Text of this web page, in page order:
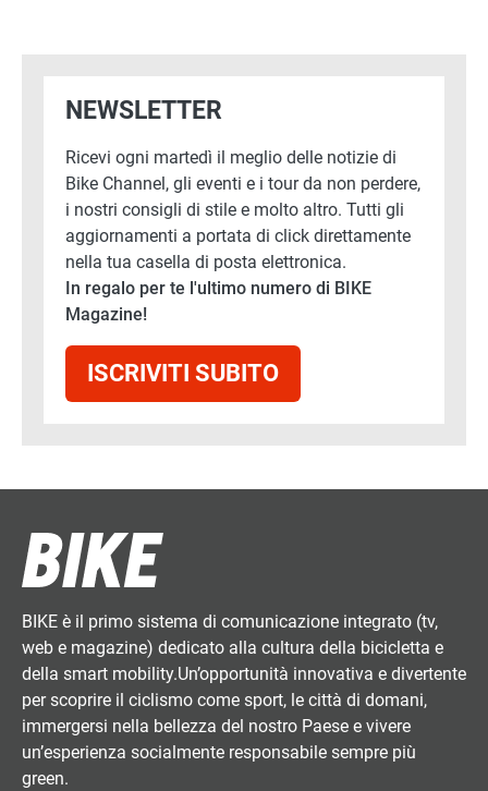
NEWSLETTER
Ricevi ogni martedì il meglio delle notizie di
Bike Channel, gli eventi e i tour da non perdere,
i nostri consigli di stile e molto altro. Tutti gli
aggiornamenti a portata di click direttamente
nella tua casella di posta elettronica.
In regalo per te l'ultimo numero di BIKE
Magazine!
ISCRIVITI SUBITO
BIKE è il primo sistema di comunicazione integrato (tv,
web e magazine) dedicato alla cultura della bicicletta e
della smart mobility.Un’opportunità innovativa e divertente
per scoprire il ciclismo come sport, le città di domani,
immergersi nella bellezza del nostro Paese e vivere
un’esperienza socialmente responsabile sempre più
green.